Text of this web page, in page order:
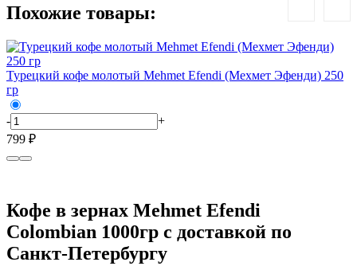
Похожие товары:
Турецкий кофе молотый Mehmet Efendi (Мехмет Эфенди) 250
гр
-
+
799 ₽
Кофе в зернах Mehmet Efendi
Colombian 1000гр с доставкой по
Санкт-Петербургу